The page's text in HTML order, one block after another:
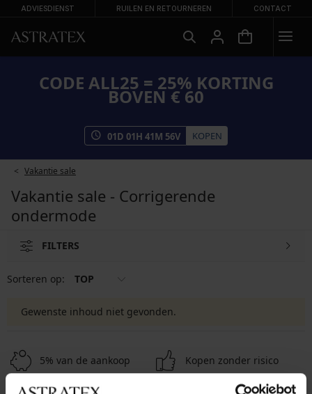
ADVIESDIENST RUILEN EN RETOURNEREN CONTACT
CODE ALL25 = 25% KORTING
BOVEN € 60
01D 01H 41M 56V KOPEN
Vakantie sale
Vakantie sale - Corrigerende
ondermode
FILTERS
Sorteren op: TOP
Gewenste inhoud niet gevonden.
5% van de aankoop Kopen zonder risico